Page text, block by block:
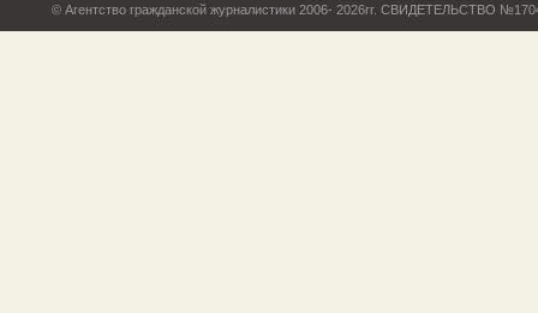
© Агентство гражданской журналистики 2006- 2026гг. СВИДЕТЕЛЬСТВО